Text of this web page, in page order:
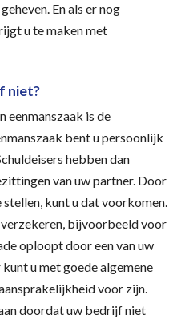
En als er nog
u te maken met
niet?
eenmanszaak is de
bent u persoonlijk
hebben dan
van uw partner. Door
kunt u dat voorkomen.
bijvoorbeeld voor
oploopt door een van uw
u met goede algemene
voor zijn.
doordat uw bedrijf niet